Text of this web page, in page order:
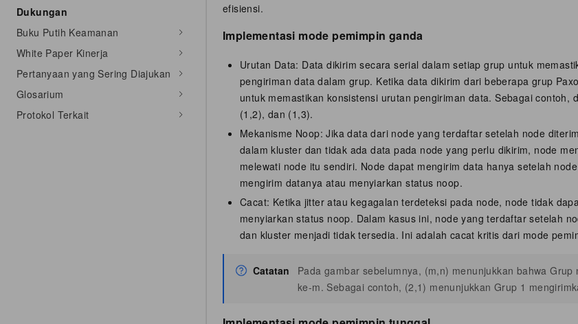
Dukungan
Buku Putih Keamanan
White Paper Kinerja
Pertanyaan yang Sering Diajukan
Glosarium
Protokol Terkait
efisiensi.
Implementasi mode pemimpin ganda
Urutan Data: Data dikirim secara serial dalam setiap grup untuk
pengiriman data dalam grup. Ketika data dikirim dari beberapa grup
untuk memastikan konsistensi urutan pengiriman data. Sebagai contoh,
(1,2), dan (1,3).
Mekanisme Noop: Jika data dari node yang terdaftar setelah node
dalam kluster dan tidak ada data pada node yang perlu dikirim, node
melewati node itu sendiri. Node dapat mengirim data hanya setelah
mengirim datanya atau menyiarkan status noop.
Cacat: Ketika jitter atau kegagalan terdeteksi pada node, node tidak
menyiarkan status noop. Dalam kasus ini, node yang terdaftar setelah
dan kluster menjadi tidak tersedia. Ini adalah cacat kritis dari mode
Catatan
Pada gambar sebelumnya, (m,n) menunjukkan bahwa
ke-m. Sebagai contoh, (2,1) menunjukkan Grup 1